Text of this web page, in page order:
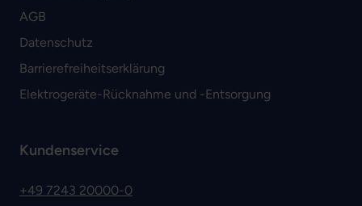
AGB
Datenschutz
Barrierefreiheitserklärung
Elektrogeräte-Rücknahme und -Entsorgung
Kundenservice
+49 7243 20000-0